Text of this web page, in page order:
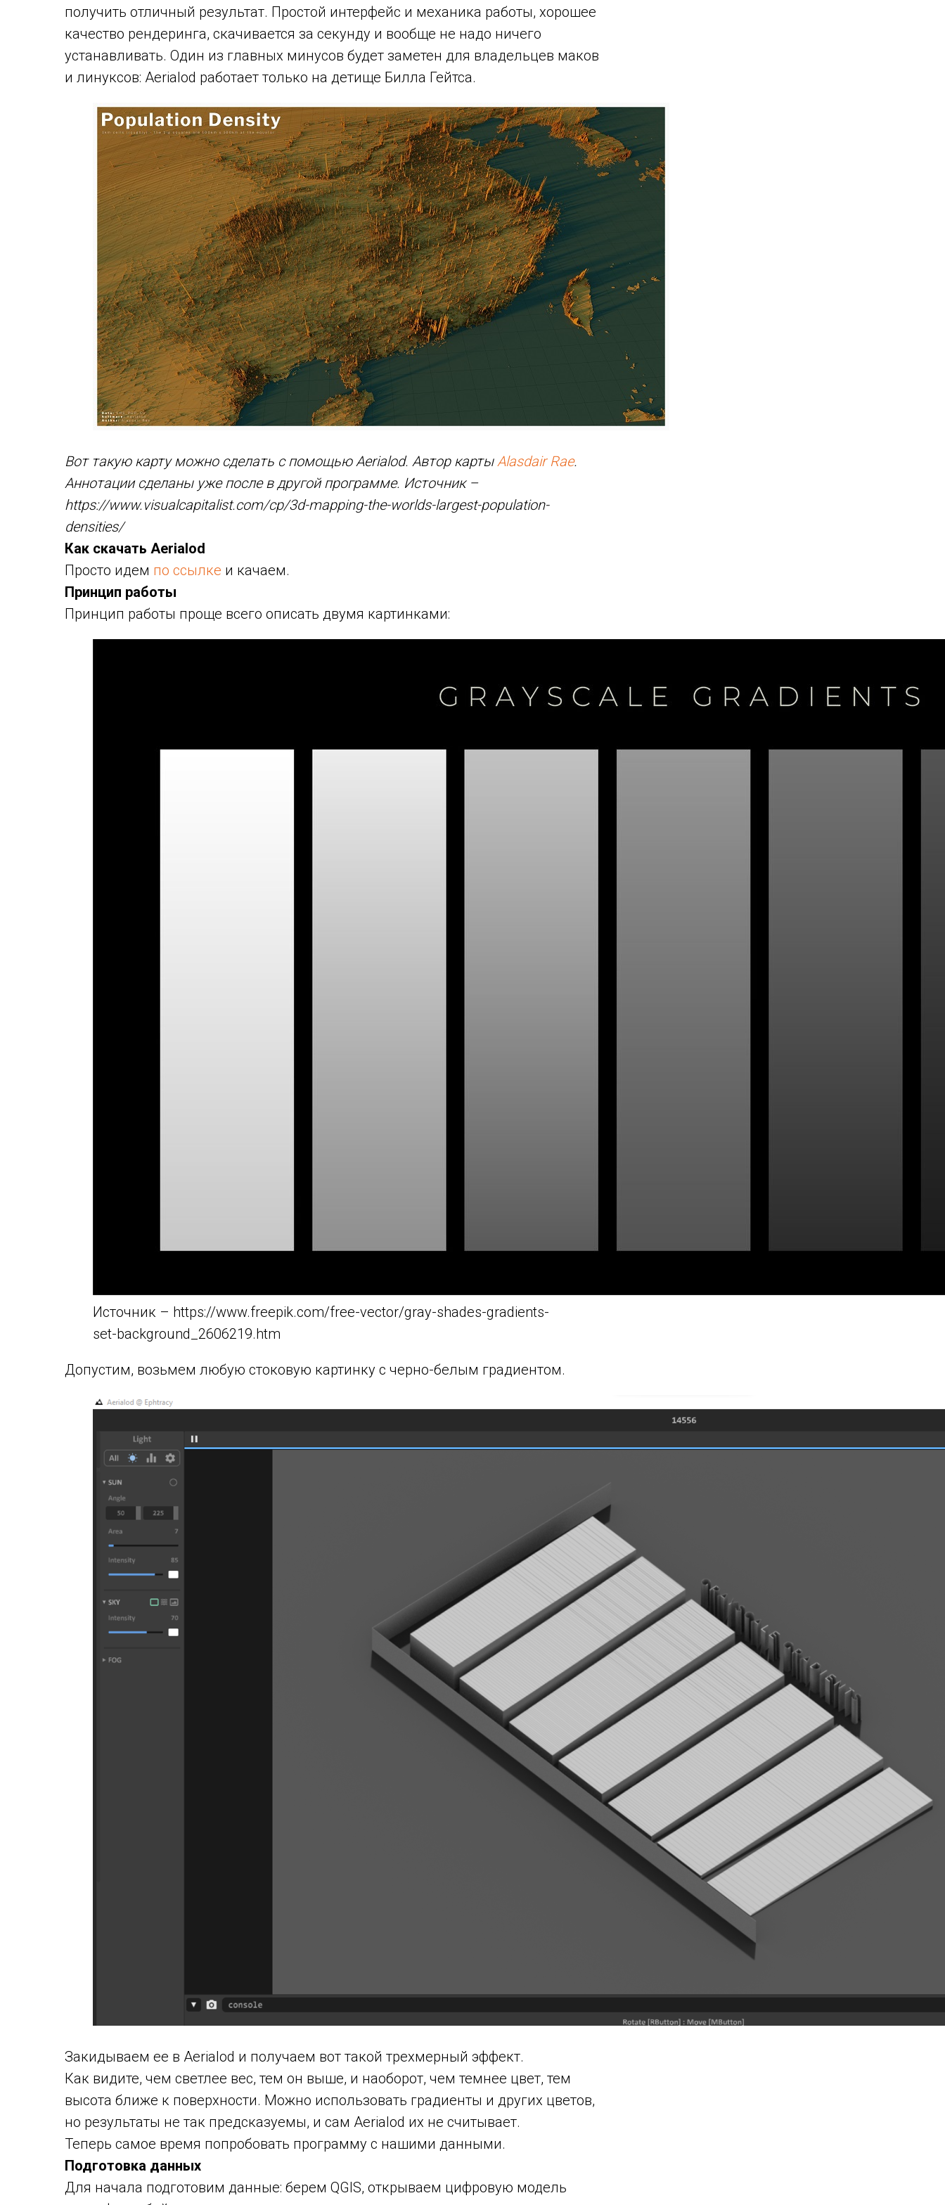
получить отличный результат. Простой интерфейс и механика работы, хорошее
качество рендеринга, скачивается за секунду и вообще не надо ничего
устанавливать. Один из главных минусов будет заметен для владельцев маков
и линуксов: Aerialod работает только на детище Билла Гейтса.
Вот такую карту можно сделать с помощью Aerialod. Автор картыAlasdair Rae.
Аннотации сделаны уже после в другой программе. Источник –
https://www.visualcapitalist.com/cp/3d-mapping-the-worlds-largest-population-
densities/
Как скачать Aerialod
Просто идем по ссылке и качаем.
Принцип работы
Принцип работы проще всего описать двумя картинками:
Источник – https://www.freepik.com/free-vector/gray-shades-gradients-
set-background_2606219.htm
Допустим, возьмем любую стоковую картинку с черно-белым градиентом.
Закидываем ее в Aerialod и получаем вот такой трехмерный эффект.
Как видите, чем светлее вес, тем он выше, и наоборот, чем темнее цвет, тем
высота ближе к поверхности. Можно использовать градиенты и других цветов,
но результаты не так предсказуемы, и сам Aerialod их не считывает.
Теперь самое время попробовать программу с нашими данными.
Подготовка данных
Для начала подготовим данные: берем QGIS, открываем цифровую модель